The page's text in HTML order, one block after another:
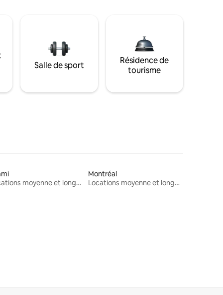
Salle de sport
Résidence de
tourisme
Locations moyenne et longue durée
Montréal
Locations moyenne et longue durée